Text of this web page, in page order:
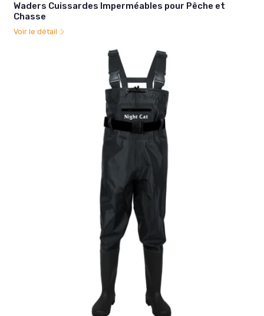
Waders Cuissardes Imperméables pour Pêche et
Chasse
Voir le détail